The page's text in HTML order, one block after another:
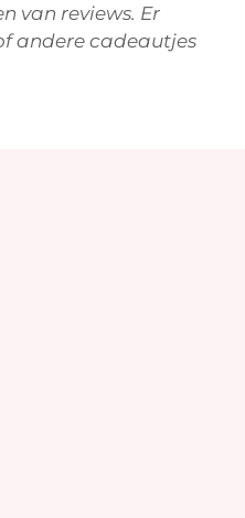
van reviews. Er
andere cadeautjes